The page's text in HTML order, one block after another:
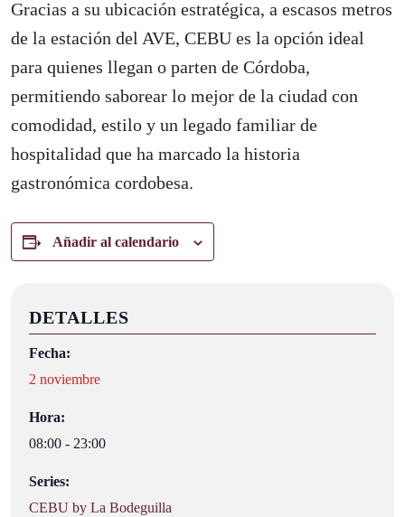
Gracias a su ubicación estratégica, a escasos metros
de la estación del AVE, CEBU es la opción ideal
para quienes llegan o parten de Córdoba,
permitiendo saborear lo mejor de la ciudad con
comodidad, estilo y un legado familiar de
hospitalidad que ha marcado la historia
gastronómica cordobesa.
Añadir al calendario
DETALLES
Fecha:
2 noviembre
Hora:
08:00 - 23:00
Series:
CEBU by La Bodeguilla